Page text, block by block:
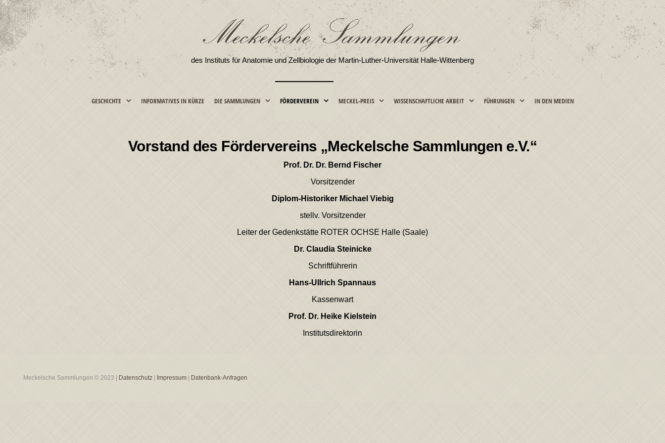
des Instituts für Anatomie und Zellbiologie der Martin-Luther-Universität Halle-Wittenberg
GESCHICHTE INFORMATIVES IN KÜRZE DIE SAMMLUNGEN FÖRDERVEREIN MECKEL-PREIS WISSENSCHAFTLICHE ARBEIT FÜHRUNGEN IN DEN MEDIEN
Vorstand des Fördervereins „Meckelsche Sammlungen e.V.“
Prof. Dr. Dr. Bernd Fischer
Vorsitzender
Diplom-Historiker Michael Viebig
stellv. Vorsitzender
Leiter der Gedenkstätte ROTER OCHSE Halle (Saale)
Dr. Claudia Steinicke
Schriftführerin
Hans-Ullrich Spannaus
Kassenwart
Prof. Dr. Heike Kielstein
Institutsdirektorin
Meckelsche Sammlungen © 2023 | Datenschutz Impressum Datenbank-Anfragen